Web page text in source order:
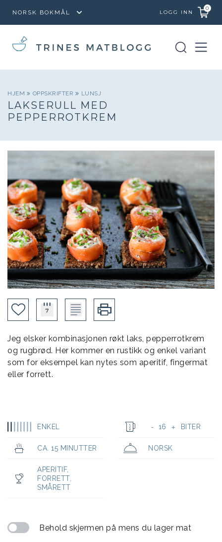
LOGG INN
0
HJEM OPPSKRIFTER LUNSJ
LAKSERULL MED
PEPPERROTKREM
Jeg elsker kombinasjonen røkt laks, pepperrotkrem
og rugbrød. Her kommer en rustikk og enkel variant
som for eksempel kan nytes som aperitif, fingermat
eller forrett.
ENKEL - 16 + BITER
CA. 15 MINUTTER NORSK
APERITIF,
FORRETT,
SMÅRETT
Behold skjermen på mens du lager mat